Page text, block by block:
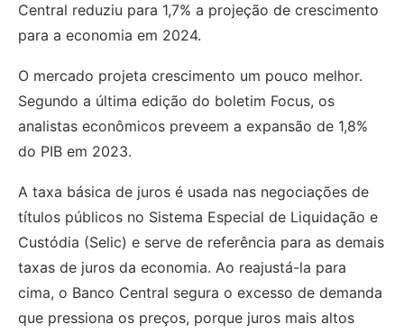
Central reduziu para 1,7% a projeção de crescimento
para a economia em 2024.
O mercado projeta crescimento um pouco melhor.
Segundo a última edição do boletim Focus, os
analistas econômicos preveem a expansão de 1,8%
do PIB em 2023.
A taxa básica de juros é usada nas negociações de
títulos públicos no Sistema Especial de Liquidação e
Custódia (Selic) e serve de referência para as demais
taxas de juros da economia. Ao reajustá-la para
cima, o Banco Central segura o excesso de demanda
que pressiona os preços, porque juros mais altos